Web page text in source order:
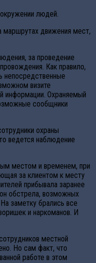
людей.
маршрутах движения мест,
за проведение
Как правило,
непосредственные
визите
информации. Охраняемый
сообщники
охраны
ведется наблюдение
местом и временем, при
за клиентом к месту
прибывала заранее
обстрела, возможных
заметку брались все
и наркоманов. И
местной
Но сам факт, что
работе в этом